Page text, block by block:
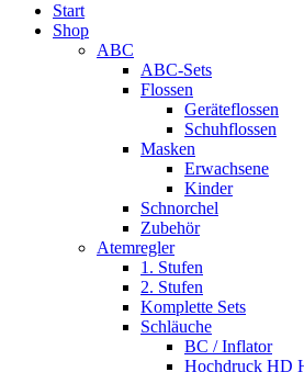
Start
Shop
ABC
ABC-Sets
Flossen
Geräteflossen
Schuhflossen
Masken
Erwachsene
Kinder
Schnorchel
Zubehör
Atemregler
1. Stufen
2. Stufen
Komplette Sets
Schläuche
BC / Inflator
Hochdruck HD